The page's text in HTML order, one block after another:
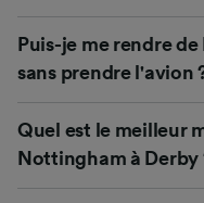
Puis-je me rendre
sans prendre l'avion
Quel est le meilleur
Nottingham à Derby